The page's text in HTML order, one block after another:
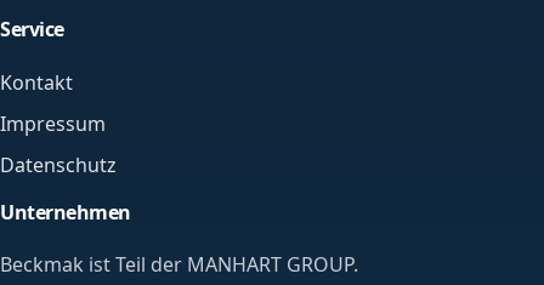
Service
Kontakt
Impressum
Datenschutz
Unternehmen
Beckmak ist Teil der MANHART GROUP.